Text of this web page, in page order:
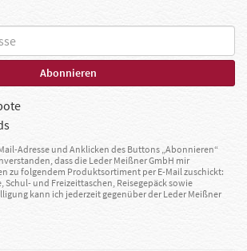
Adresse und Anklicken des Buttons „Abonnieren“
dass die Leder Meißner GmbH mir
zu folgendem Produktsortiment per E-Mail zuschickt:
Schul- und Freizeittaschen, Reisegepäck sowie
kann ich jederzeit gegenüber der Leder Meißner